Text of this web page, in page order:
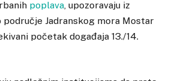
poplava, upozoravaju iz
područje Jadranskog mora Mostar
početak događaja 13./14.